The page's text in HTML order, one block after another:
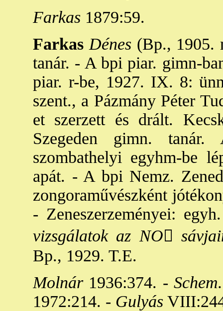
Farkas 1879:59.
Farkas Dénes (Bp., 1905.
tanár. - A bpi piar. gimn-
piar. r-be, 1927. IX. 8:
szent., a Pázmány Péter
et szerzett és drált.
Szegeden gimn.
szombathelyi egyhm-be
apát. - A bpi Nemz.
zongoraművészként
- Zeneszerzeményei:
vizsgálatok az NO
Bp., 1929. T.E.
Molnár1936:374. -
1972:214. - Gulyás